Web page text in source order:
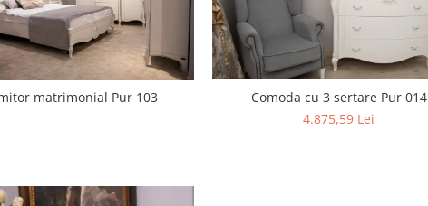
matrimonial Pur 103
Comoda cu 3 sertare Pur 014
4.875,59 Lei